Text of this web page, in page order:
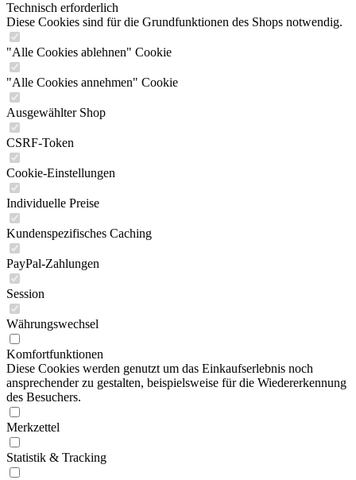
Technisch erforderlich
Diese Cookies sind für die Grundfunktionen des Shops notwendig.
"Alle Cookies ablehnen" Cookie
"Alle Cookies annehmen" Cookie
Ausgewählter Shop
CSRF-Token
Cookie-Einstellungen
Individuelle Preise
Kundenspezifisches Caching
PayPal-Zahlungen
Session
Währungswechsel
Komfortfunktionen
Diese Cookies werden genutzt um das Einkaufserlebnis noch
ansprechender zu gestalten, beispielsweise für die Wiedererkennung
des Besuchers.
Merkzettel
Statistik & Tracking